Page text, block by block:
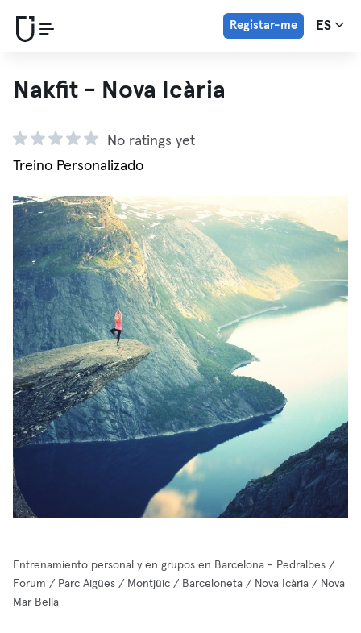
Registar-me ES
Nakfit - Nova Icària
No ratings yet
Treino Personalizado
Entrenamiento personal y en grupos en Barcelona - Pedralbes /
Forum / Parc Aigües / Montjüic / Barceloneta / Nova Icària / Nova
Mar Bella